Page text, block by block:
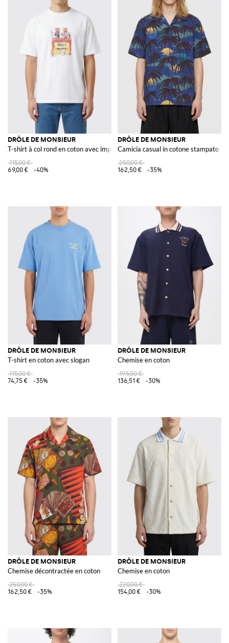
DRÔLE DE MONSIEUR
T-shirt à col rond en coton avec imprimé
115,00 €
69,00 €
-40%
DRÔLE DE MONSIEUR
Camicia casual in cotone stampato
250,00 €
162,50 €
-35%
DRÔLE DE MONSIEUR
T-shirt en coton avec slogan
115,00 €
74,75 €
-35%
DRÔLE DE MONSIEUR
Chemise en coton
195,00 €
136,51 €
-30%
DRÔLE DE MONSIEUR
Chemise décontractée en coton
250,00 €
162,50 €
-35%
DRÔLE DE MONSIEUR
Chemise en coton
220,00 €
154,00 €
-30%